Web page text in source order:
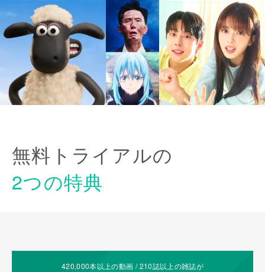
無料トライアルの
2つの特典
420,000本以上の動画 /210誌以上の雑誌が